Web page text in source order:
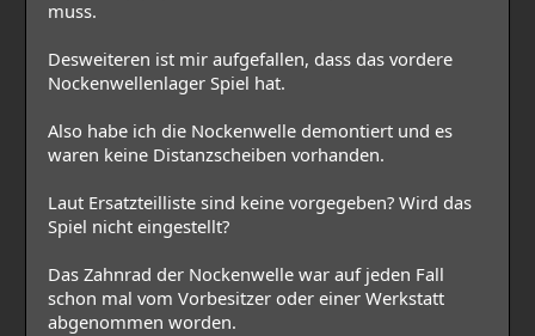
muss.
Desweiteren ist mir aufgefallen, dass das vordere
Nockenwellenlager Spiel hat.
Also habe ich die Nockenwelle demontiert und es
waren keine Distanzscheiben vorhanden.
Laut Ersatzteilliste sind keine vorgegeben? Wird das
Spiel nicht eingestellt?
Das Zahnrad der Nockenwelle war auf jeden Fall
schon mal vom Vorbesitzer oder einer Werkstatt
abgenommen worden.